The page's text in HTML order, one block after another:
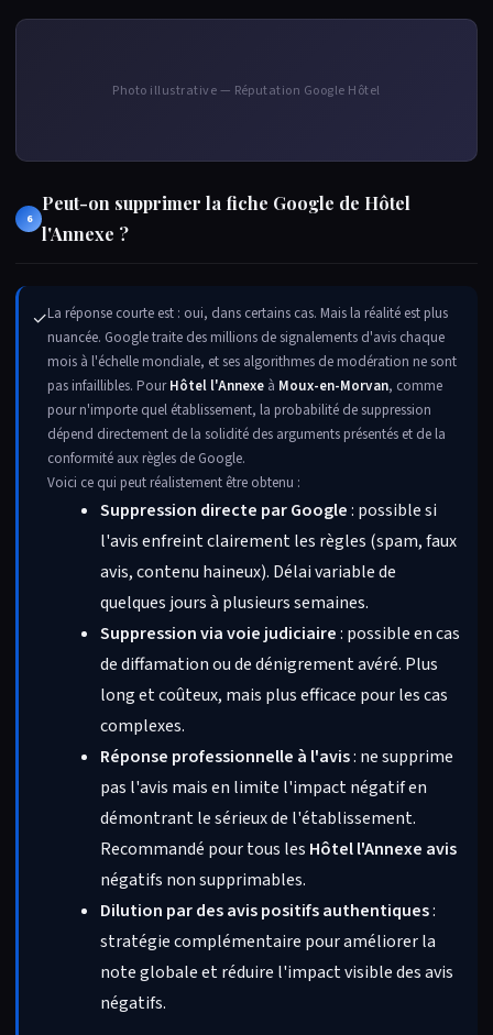
Photo illustrative — Réputation Google Hôtel
6
Peut-on supprimer la fiche Google de Hôtel
l'Annexe ?
✓La réponse courte est : oui, dans certains cas. Mais la réalité est plus
nuancée. Google traite des millions de signalements d'avis chaque
mois à l'échelle mondiale, et ses algorithmes de modération ne sont
pas infaillibles. PourHôtel l'Annexe à Moux-en-Morvan, comme
pour n'importe quel établissement, la probabilité de suppression
dépend directement de la solidité des arguments présentés et de la
conformité aux règles de Google.
Voici ce qui peut réalistement être obtenu :
Suppression directe par Google: possible si
l'avis enfreint clairement les règles (spam, faux
avis, contenu haineux). Délai variable de
quelques jours à plusieurs semaines.
Suppression via voie judiciaire: possible en cas
de diffamation ou de dénigrement avéré. Plus
long et coûteux, mais plus efficace pour les cas
complexes.
Réponse professionnelle à l'avis: ne supprime
pas l'avis mais en limite l'impact négatif en
démontrant le sérieux de l'établissement.
Recommandé pour tous les Hôtel l'Annexe avis
négatifs non supprimables.
Dilution par des avis positifs authentiques:
stratégie complémentaire pour améliorer la
note globale et réduire l'impact visible des avis
négatifs.